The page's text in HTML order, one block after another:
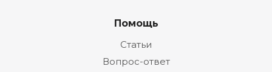
Помощь
Статьи
Вопрос-ответ